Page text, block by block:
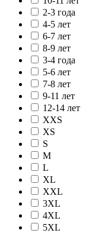
2-3 года
4-5 лет
6-7 лет
8-9 лет
3-4 года
5-6 лет
7-8 лет
9-11 лет
12-14 лет
XXS
XS
S
M
L
XL
XXL
3XL
4XL
5XL